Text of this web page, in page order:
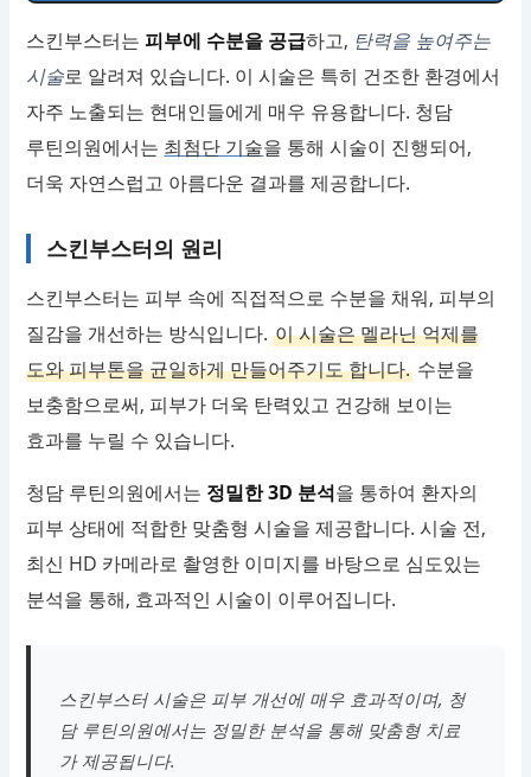
스킨부스터는피부에 수분을 공급하고, 탄력을 높여주는
시술로 알려져 있습니다. 이 시술은 특히 건조한 환경에서
자주 노출되는 현대인들에게 매우 유용합니다. 청담
루틴의원에서는 최첨단 기술을 통해 시술이 진행되어,
더욱 자연스럽고 아름다운 결과를 제공합니다.
스킨부스터의 원리
스킨부스터는 피부 속에 직접적으로 수분을 채워, 피부의
질감을 개선하는 방식입니다.이 시술은 멜라닌 억제를
도와 피부톤을 균일하게 만들어주기도 합니다. 수분을
보충함으로써, 피부가 더욱 탄력있고 건강해 보이는
효과를 누릴 수 있습니다.
청담 루틴의원에서는 정밀한 3D 분석을 통하여 환자의
피부 상태에 적합한 맞춤형 시술을 제공합니다. 시술 전,
최신 HD 카메라로 촬영한 이미지를 바탕으로 심도있는
분석을 통해, 효과적인 시술이 이루어집니다.
스킨부스터 시술은 피부 개선에 매우 효과적이며, 청
담 루틴의원에서는 정밀한 분석을 통해 맞춤형 치료
가 제공됩니다.